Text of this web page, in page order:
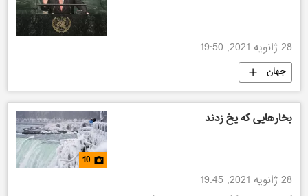
28 ژانویه 2021, 19:50
جهان
بخارهایی که یخ زدند
10
28 ژانویه 2021, 19:45